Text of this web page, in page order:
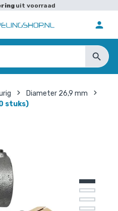
uit voorraad
Diameter 26,9 mm
stuks)